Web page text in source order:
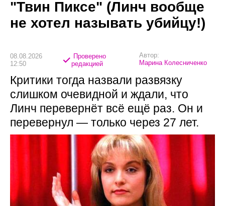
"Твин Пиксе" (Линч вообще
не хотел называть убийцу!)
08.08.2026
12:50
Проверено
редакцией
Автор:
Марина Колесниченко
Критики тогда назвали развязку
слишком очевидной и ждали, что
Линч перевернёт всё ещё раз. Он и
перевернул — только через 27 лет.